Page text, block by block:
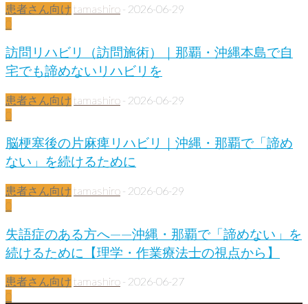
患者さん向け tamashiro - 2026-06-29
0
訪問リハビリ（訪問施術）｜那覇・沖縄本島で自
宅でも諦めないリハビリを
患者さん向け tamashiro - 2026-06-29
0
脳梗塞後の片麻痺リハビリ｜沖縄・那覇で「諦め
ない」を続けるために
患者さん向け tamashiro - 2026-06-29
0
失語症のある方へ——沖縄・那覇で「諦めない」を
続けるために【理学・作業療法士の視点から】
患者さん向け tamashiro - 2026-06-27
0